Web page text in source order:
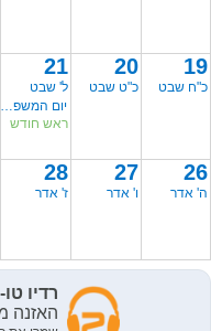
19
כ"ח שבט
20
כ"ט שבט
21
ל' שבט
יום המשפחה
ראש חודש
26
ה' אדר
27
ו' אדר
28
ז' אדר